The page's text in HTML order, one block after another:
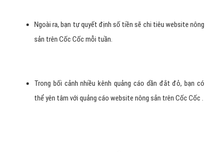
Ngoài ra, bạn tự quyết định số tiền sẽ chi tiêu website nông
sản trên Cốc Cốc mỗi tuần.
Trong bối cảnh nhiều kênh quảng cáo dần đắt đỏ, bạn có
thể yên tâm với quảng cáo website nông sản trên Cốc Cốc .